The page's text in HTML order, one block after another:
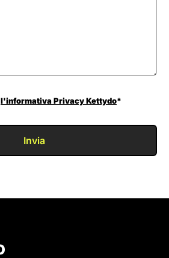
l'informativa Privacy Kettydo*
Invia